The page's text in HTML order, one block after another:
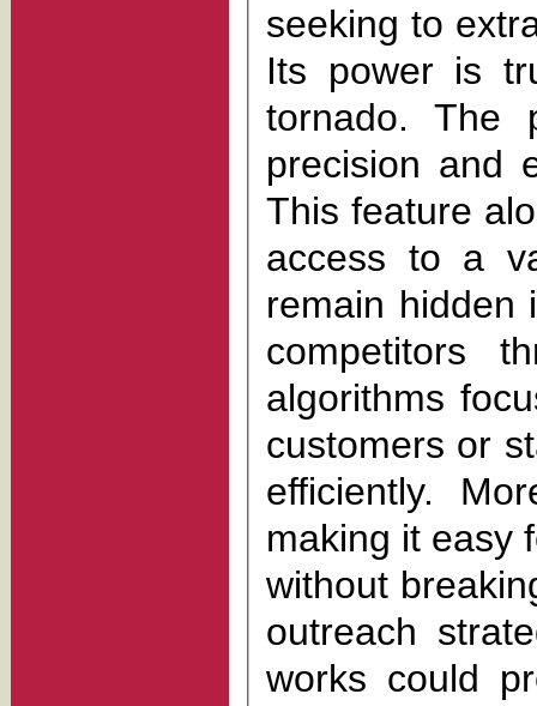
seeking to
Its power is
tornado. The
precision and
This feature
access to a
remain hidden in the digital
competitors
algorithms
customers or
efficiently.
making it easy for
without breaking a sweat. If you're serious
outreach
works could